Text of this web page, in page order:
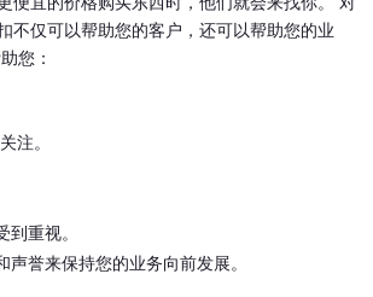
不仅可以帮助您的客户，还可以帮助您的业
您：
注。
重视。
声誉来保持您的业务向前发展。